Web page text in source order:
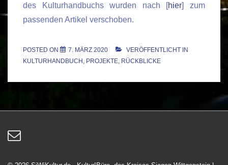
des Kulturhandbuchs wurden nach [hier] zum
passenden Artikel verschoben.
POSTED ON 7. MÄRZ 2020
VERÖFFENTLICHT IN
KULTURHANDBUCH , PROJEKTE, RÜCKBLICKE